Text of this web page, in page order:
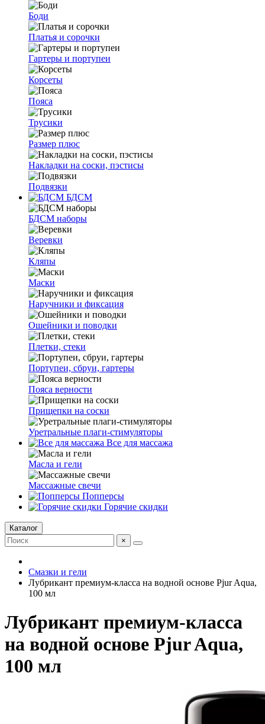
Боди
Платья и сорочки
Гартеры и портупеи
Корсеты
Пояса
Трусики
Размер плюс
Накладки на соски, пэстисы
Подвязки
БДСМ
БДСМ наборы
Веревки
Кляпы
Маски
Наручники и фиксация
Ошейники и поводки
Плетки, стеки
Портупеи, сбруи, гартеры
Пояса верности
Прищепки на соски
Уретральные плаги-стимуляторы
Все для массажа
Масла и гели
Массажные свечи
Попперсы
Горячие скидки
Каталог
×
Смазки и гели
Лубрикант премиум-класса на водной основе Pjur Aqua,
100 мл
Лубрикант премиум-класса
на водной основе Pjur Aqua,
100 мл